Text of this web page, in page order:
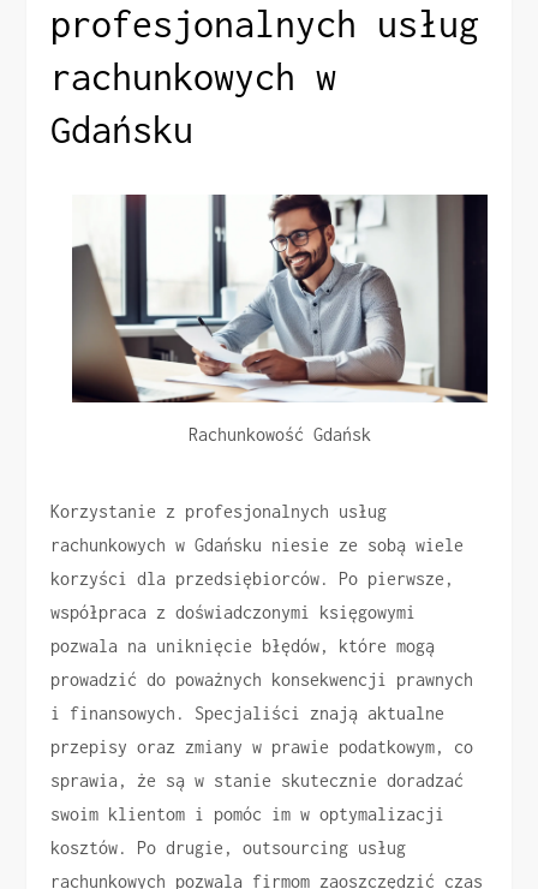
profesjonalnych usług
rachunkowych w
Gdańsku
Rachunkowość Gdańsk
Korzystanie z profesjonalnych usług
rachunkowych w Gdańsku niesie ze sobą wiele
korzyści dla przedsiębiorców. Po pierwsze,
współpraca z doświadczonymi księgowymi
pozwala na uniknięcie błędów, które mogą
prowadzić do poważnych konsekwencji prawnych
i finansowych. Specjaliści znają aktualne
przepisy oraz zmiany w prawie podatkowym, co
sprawia, że są w stanie skutecznie doradzać
swoim klientom i pomóc im w optymalizacji
kosztów. Po drugie, outsourcing usług
rachunkowych pozwala firmom zaoszczędzić czas